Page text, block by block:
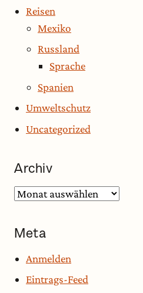
Reisen
Mexiko
Russland
Sprache
Spanien
Umweltschutz
Uncategorized
Archiv
Archiv
Meta
Anmelden
Eintrags-Feed